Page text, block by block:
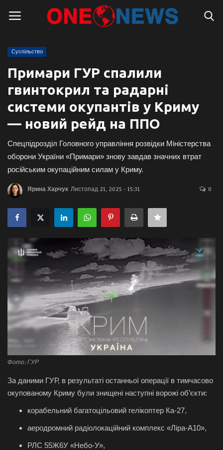
Логін
Головна
Контакти
Про нас
Підтримати проєкт
Правила для блогерів
Суспільство
Галерея
Політика
Економіка
Технології
Спорт
Відео
Суспільство
Примари ГУР спалили
гвинтокрил та радарні
системи окупантів у Криму
— новий рейд на ППО
Спецпідрозділ Головного управління розвідки Міністерства
оборони України «Примари» знову завдав значних втрат
російським окупаційним силам у Криму.
Ярина Харчук Листопад 21, 2025 - 15:31 0
Фото: ГУР
За даними ГУР, в результаті останньої операції в тимчасово
окупованому Криму були знищені наступні ворожі об’єкти:
корабельний багатоцільовий гелікоптер Ка-27,
аеродромний радіолокаційний комплекс «Ліра-А10»,
РЛС 55Ж6У «Небо-У»,